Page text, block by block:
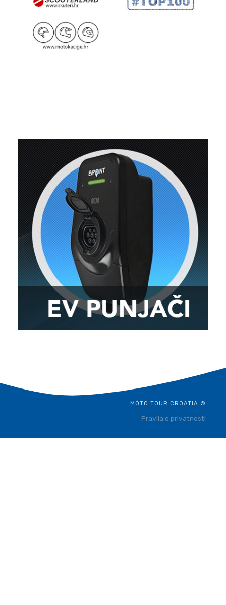
MOTO TOUR CROATIA ©
Pravila o privatnosti